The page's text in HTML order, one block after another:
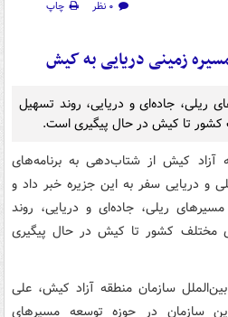
۰ نظر
چاپ
زمینی دریایی به کیش
ریلی، جاده‌ای و دریایی، روند تسهیل
کشور تا کیش در حال پیگیری است.
آزاد کیش از شتاب‌دهی به برنامه‌های
و دریایی سفر به این جزیره خبر داد و
ریلی، جاده‌ای و دریایی، روند
مختلف کشور تا کیش در حال پیگیری
سازمان منطقه آزاد کیش، علی
سازمان در حوزه توسعه مسیرهای